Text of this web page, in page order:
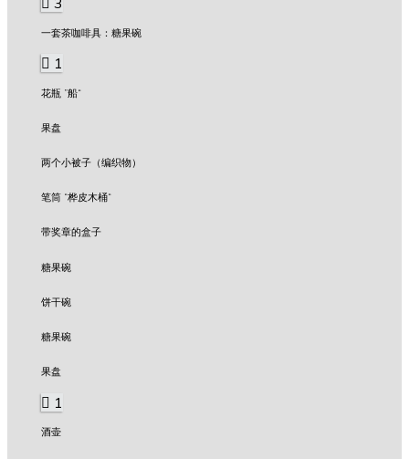
一套茶咖啡具：糖果碗
1
花瓶 ”船“
果盘
两个小被子（编织物）
笔筒 “桦皮木桶“
带奖章的盒子
糖果碗
饼干碗
糖果碗
果盘
1
酒壶